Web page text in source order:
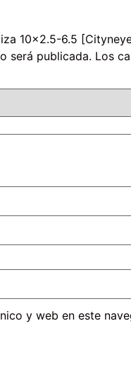
10×2.5-6.5
será publicada. Los
y web en este